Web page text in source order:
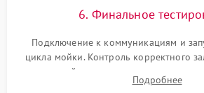
6. Финальное
Подключение к коммуникациям и
цикла мойки. Контроль корректного
до нужной температуры, отсутствия
штатного слива и абсолютной
Подробнее